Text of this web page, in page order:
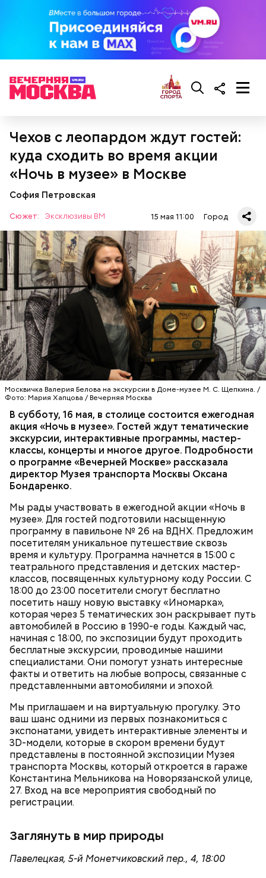
Чехов с леопардом ждут гостей:
куда сходить во время акции
«Ночь в музее» в Москве
София Петровская
Сюжет: Эксклюзивы ВМ 15 мая 11:00 Город
Москвичка Валерия Белова на экскурсии в Доме-музее М. С. Щепкина. /
Фото: Мария Хапцова / Вечерняя Москва
В субботу, 16 мая, в столице состоится ежегодная
акция «Ночь в музее». Гостей ждут тематические
экскурсии, интерактивные программы, мастер-
классы, концерты и многое другое. Подробности
о программе «Вечерней Москве» рассказала
директор Музея транспорта Москвы Оксана
Бондаренко.
Мы рады участвовать в ежегодной акции «Ночь в
музее». Для гостей подготовили насыщенную
программу в павильоне № 26 на ВДНХ. Предложим
посетителям уникальное путешествие сквозь
время и культуру. Программа начнется в 15:00 с
театрального представления и детских мастер-
классов, посвященных культурному коду России. С
18:00 до 23:00 посетители смогут бесплатно
посетить нашу новую выставку «Иномарка»,
которая через 5 тематических зон раскрывает путь
автомобилей в Россию в 1990-е годы. Каждый час,
начиная с 18:00, по экспозиции будут проходить
бесплатные экскурсии, проводимые нашими
специалистами. Они помогут узнать интересные
факты и ответить на любые вопросы, связанные с
представленными автомобилями и эпохой.
Мы приглашаем и на виртуальную прогулку. Это
ваш шанс одними из первых познакомиться с
экспонатами, увидеть интерактивные элементы и
3D-модели, которые в скором времени будут
представлены в постоянной экспозиции Музея
транспорта Москвы, который откроется в гараже
Константина Мельникова на Новорязанской улице,
27. Вход на все мероприятия свободный по
регистрации.
Заглянуть в мир природы
Павелецкая, 5-й Монетчиковский пер., 4, 18:00
Оборудование устанавливается с учетом
пожеланий работодателей, чтобы техника, на
той, на которой им придется потом работать.
— Мы установили высокочастотные ячейки,
распределительные щиты, оборудование по
монтажу и обеспечению электричеством
Учебные мастерские
Заглянем под капот